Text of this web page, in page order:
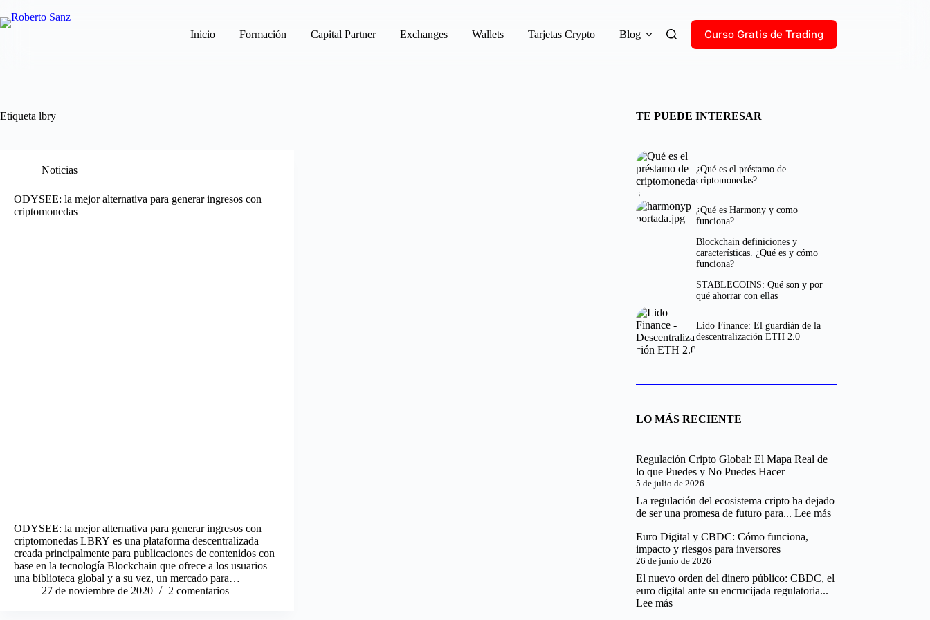
al
contenido
Inicio Formación Capital Partner Exchanges Wallets Tarjetas Crypto Blog Curso Gratis de Trading
Etiqueta lbry
Noticias
ODYSEE: la mejor alternativa para generar ingresos con
criptomonedas
ODYSEE: la mejor alternativa para generar ingresos con
criptomonedas LBRY es una plataforma descentralizada
creada principalmente para publicaciones de contenidos con
base en la tecnología Blockchain que ofrece a los usuarios
una biblioteca global y a su vez, un mercado para…
27 de noviembre de 2020
2 comentarios
TE PUEDE INTERESAR
¿Qué es el préstamo de
criptomonedas?
¿Qué es Harmony y como
funciona?
Blockchain definiciones y
características. ¿Qué es y cómo
funciona?
STABLECOINS: Qué son y por
qué ahorrar con ellas
Lido Finance: El guardián de la
descentralización ETH 2.0
LO MÁS RECIENTE
Regulación Cripto Global: El Mapa Real de
lo que Puedes y No Puedes Hacer
5 de julio de 2026
La regulación del ecosistema cripto ha dejado
de ser una promesa de futuro para...Lee más:
Mapa
Euro Digital y CBDC: Cómo funciona,
impacto y riesgos para inversores
26 de junio de 2026
El nuevo orden del dinero público: CBDC, el
euro digital ante su encrucijada regulatoria...
Lee más: